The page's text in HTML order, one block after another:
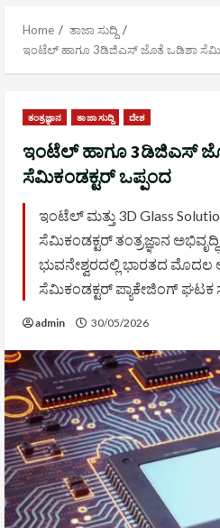
Home
ತಾಜಾ ಸುದ್ದಿ
ಇಂಟೆಲ್ ಹಾಗೂ 3ಡಿಜಿಎಸ್ ಜೊತೆ ಒಡಿಶಾ
ತಂತ್ರಜ್ಞಾನ ತಾಜಾ ಸುದ್ದಿ ದೇಶ
ಇಂಟೆಲ್ ಹಾಗೂ 3ಡಿಜಿಎಸ್
ಸೆಮಿಕಂಡಕ್ಟರ್ ಒಪ್ಪಂದ
ಇಂಟೆಲ್ ಮತ್ತು 3D Glass
ಸೆಮಿಕಂಡಕ್ಟರ್ ತಂತ್ರಜ್ಞಾನ
ಭುವನೇಶ್ವರದಲ್ಲಿ ಭಾರತದ ಮೊದಲ
ಸೆಮಿಕಂಡಕ್ಟರ್ ಪ್ಯಾಕೇಜಿಂಗ್ ಘಟಕ
admin 30/05/2026